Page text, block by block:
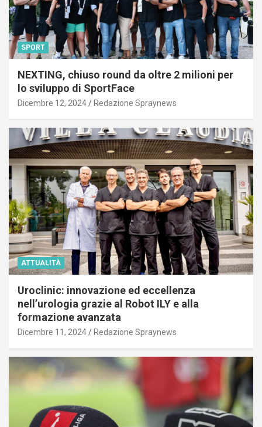
SPORT
NEXTING, chiuso round da oltre 2 milioni per
lo sviluppo di SportFace
Dicembre 12, 2024 Redazione Spraynews
ATTUALITÀ
Uroclinic: innovazione ed eccellenza
nell’urologia grazie al Robot ILY e alla
formazione avanzata
Dicembre 11, 2024 Redazione Spraynews